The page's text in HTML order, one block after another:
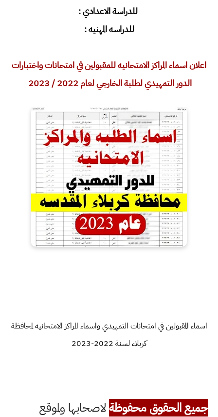
للدراسة الاعدادي:
للدراسه المهنيه:
اعلان اسماء المراكز الامتحانيه للمقبولين في امتحانات واختبارات
الدور التمهيدي لطلبة الخارجي لعام 2022 / 2023
اسماء المقبولين في امتحانات التمهيدي واسماء المراكز الامتحانيه لمحافظة
كربلاء لسنة 2022-2023
جميع الحقوق محفوظةلاصحابها ولموقع